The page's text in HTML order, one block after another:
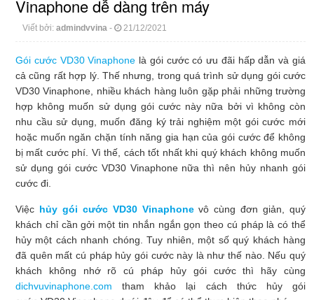
Vinaphone dễ dàng trên máy
Viết bởi: admindvvina - 21/12/2021
Gói cước VD30 Vinaphone là gói cước có ưu đãi hấp dẫn và giá
cả cũng rất hợp lý. Thế nhưng, trong quá trình sử dụng gói cước
VD30 Vinaphone, nhiều khách hàng luôn gặp phải những trường
hợp không muốn sử dụng gói cước này nữa bởi vì không còn
nhu cầu sử dụng, muốn đăng ký trải nghiệm một gói cước mới
hoặc muốn ngăn chặn tính năng gia hạn của gói cước để không
bị mất cước phí. Vì thế, cách tốt nhất khi quý khách không muốn
sử dụng gói cước VD30 Vinaphone nữa thì nên hủy nhanh gói
cước đi.
Việc hủy gói cước VD30 Vinaphonevô cùng đơn giản, quý
khách chỉ cần gởi một tin nhắn ngắn gọn theo cú pháp là có thể
hủy một cách nhanh chóng. Tuy nhiên, một số quý khách hàng
đã quên mất cú pháp hủy gói cước này là như thế nào. Nếu quý
khách không nhớ rõ cú pháp hủy gói cước thì hãy cùng
dichvuvinaphone.com tham khảo lại cách thức hủy gói